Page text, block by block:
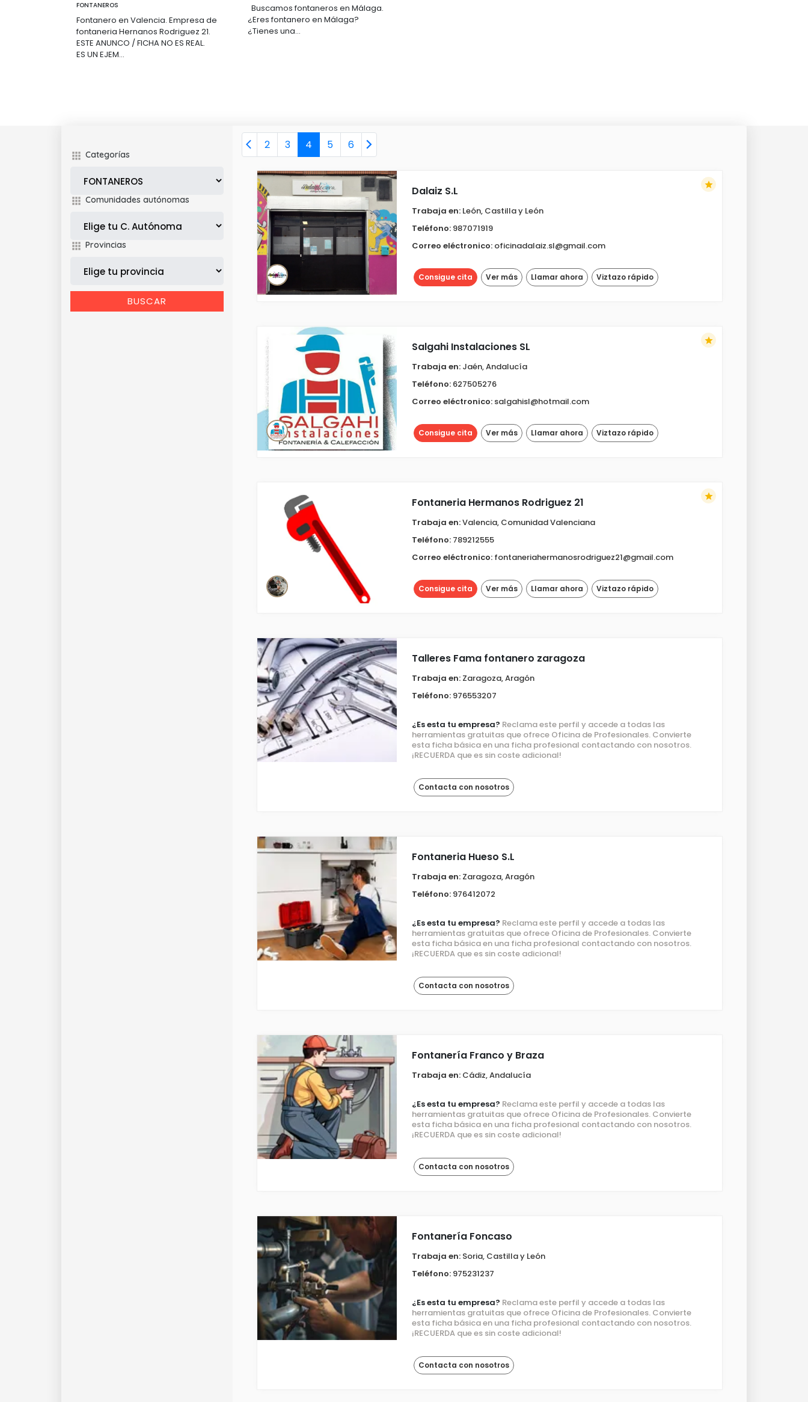
FONTANEROS
Fontanero en Valencia. Empresa de
fontaneria Hernanos Rodriguez 21.
ESTE ANUNCO / FICHA NO ES REAL.
ES UN EJEM...
Buscamos fontaneros en Málaga.
¿Eres fontanero en Málaga?
¿Tienes una...
Categorías
Comunidades autónomas
Provincias
BUSCAR
2 3 4 5 6
Dalaiz S.L
Trabaja en: León, Castilla y León
Teléfono: 987071919
Correo eléctronico: oficinadalaiz.sl@gmail.com
Consigue cita Ver más Llamar ahora Viztazo rápido
star
Salgahi Instalaciones SL
Trabaja en: Jaén, Andalucía
Teléfono: 627505276
Correo eléctronico: salgahisl@hotmail.com
Consigue cita Ver más Llamar ahora Viztazo rápido
star
Fontaneria Hermanos Rodriguez 21
Trabaja en:Valencia, Comunidad Valenciana
Teléfono: 789212555
Correo eléctronico: fontaneriahermanosrodriguez21@gmail.com
Consigue cita Ver más Llamar ahora Viztazo rápido
star
Talleres Fama fontanero zaragoza
Trabaja en: Zaragoza, Aragón
Teléfono: 976553207
¿Es esta tu empresa? Reclama este perfil y accede a todas las
herramientas gratuitas que ofrece Oficina de Profesionales. Convierte
esta ficha básica en una ficha profesional contactando con nosotros.
¡RECUERDA que es sin coste adicional!
Contacta con nosotros
Fontaneria Hueso S.L
Trabaja en: Zaragoza, Aragón
Teléfono: 976412072
¿Es esta tu empresa? Reclama este perfil y accede a todas las
herramientas gratuitas que ofrece Oficina de Profesionales. Convierte
esta ficha básica en una ficha profesional contactando con nosotros.
¡RECUERDA que es sin coste adicional!
Contacta con nosotros
Fontanería Franco y Braza
Trabaja en: Cádiz, Andalucía
¿Es esta tu empresa? Reclama este perfil y accede a todas las
herramientas gratuitas que ofrece Oficina de Profesionales. Convierte
esta ficha básica en una ficha profesional contactando con nosotros.
¡RECUERDA que es sin coste adicional!
Contacta con nosotros
Fontanería Foncaso
Trabaja en: Soria, Castilla y León
Teléfono: 975231237
¿Es esta tu empresa? Reclama este perfil y accede a todas las
herramientas gratuitas que ofrece Oficina de Profesionales. Convierte
esta ficha básica en una ficha profesional contactando con nosotros.
¡RECUERDA que es sin coste adicional!
Contacta con nosotros